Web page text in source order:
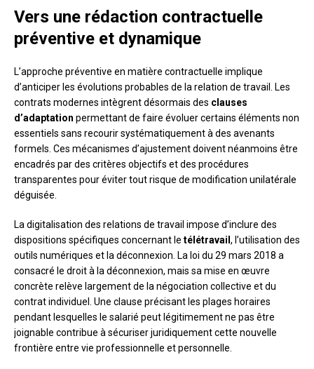
Vers une rédaction contractuelle
préventive et dynamique
L’approche préventive en matière contractuelle implique
d’anticiper les évolutions probables de la relation de travail. Les
contrats modernes intègrent désormais des clauses
d’adaptation permettant de faire évoluer certains éléments non
essentiels sans recourir systématiquement à des avenants
formels. Ces mécanismes d’ajustement doivent néanmoins être
encadrés par des critères objectifs et des procédures
transparentes pour éviter tout risque de modification unilatérale
déguisée.
La digitalisation des relations de travail impose d’inclure des
dispositions spécifiques concernant le télétravail , l’utilisation des
outils numériques et la déconnexion. La loi du 29 mars 2018 a
consacré le droit à la déconnexion, mais sa mise en œuvre
concrète relève largement de la négociation collective et du
contrat individuel. Une clause précisant les plages horaires
pendant lesquelles le salarié peut légitimement ne pas être
joignable contribue à sécuriser juridiquement cette nouvelle
frontière entre vie professionnelle et personnelle.